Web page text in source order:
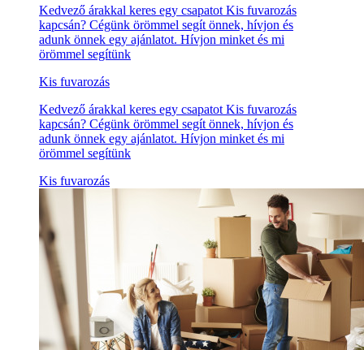
Kedvező árakkal keres egy csapatot Kis fuvarozás
kapcsán? Cégünk örömmel segít önnek, hívjon és
adunk önnek egy ajánlatot. Hívjon minket és mi
örömmel segítünk
Kis fuvarozás
Kedvező árakkal keres egy csapatot Kis fuvarozás
kapcsán? Cégünk örömmel segít önnek, hívjon és
adunk önnek egy ajánlatot. Hívjon minket és mi
örömmel segítünk
Kis fuvarozás